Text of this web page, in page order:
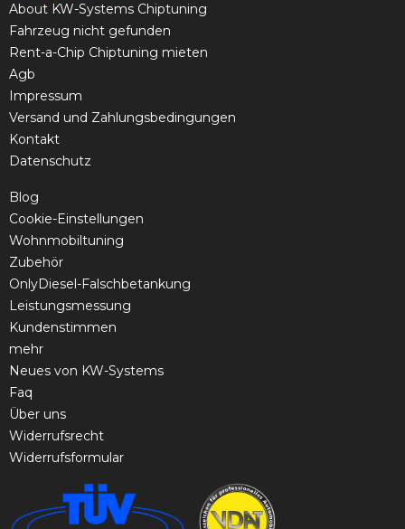
About KW-Systems Chiptuning
Fahrzeug nicht gefunden
Rent-a-Chip Chiptuning mieten
Agb
Impressum
Versand und Zahlungsbedingungen
Kontakt
Datenschutz
Blog
Cookie-Einstellungen
Wohnmobiltuning
Zubehör
OnlyDiesel-Falschbetankung
Leistungsmessung
Kundenstimmen
mehr
Neues von KW-Systems
Faq
Über uns
Widerrufsrecht
Widerrufsformular